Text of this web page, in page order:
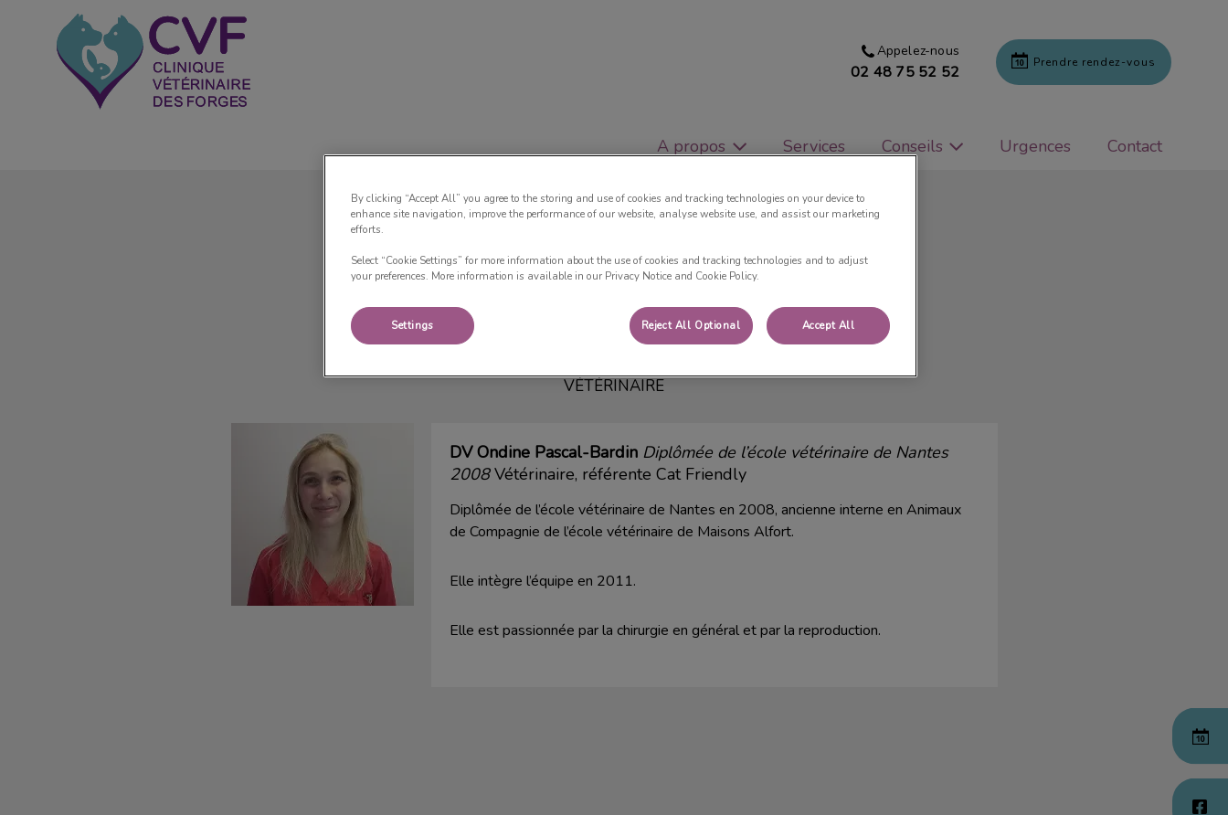
Page d'accueil de Clinique Vétérinaire des Forges
Appelez-nous
02 48 75 52 52
Prendre rendez-vous
A propos Services Conseils Urgences Contact
DV Ondine Pascal-Bardin
VÉTÉRINAIRE
DV Ondine Pascal-Bardin Diplômée de l’école vétérinaire de Nantes
2008Vétérinaire, référente Cat Friendly
Diplômée de l’école vétérinaire de Nantes en 2008, ancienne interne en Animaux
de Compagnie de l’école vétérinaire de Maisons Alfort.
Elle intègre l’équipe en 2011.
Elle est passionnée par la chirurgie en général et par la reproduction.
By clicking “Accept All” you agree to the storing and use of cookies and tracking technologies on your device to
enhance site navigation, improve the performance of our website, analyse website use, and assist our marketing
efforts.
Select “Cookie Settings” for more information about the use of cookies and tracking technologies and to adjust
your preferences. More information is available in our Privacy Notice and Cookie Policy.
Settings Reject All Optional Accept All